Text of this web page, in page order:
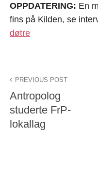
OPPDATERING: En
fins på Kilden, se
døtre
PREVIOUS POST
Antropolog
studerte FrP-
lokallag